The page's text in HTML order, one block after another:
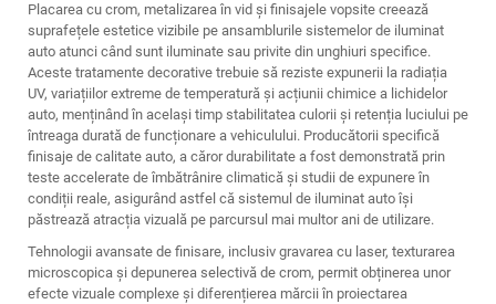
Placarea cu crom, metalizarea în vid și finisajele vopsite creează
suprafețele estetice vizibile pe ansamblurile sistemelor de iluminat
auto atunci când sunt iluminate sau privite din unghiuri specifice.
Aceste tratamente decorative trebuie să reziste expunerii la radiația
UV, variațiilor extreme de temperatură și acțiunii chimice a lichidelor
auto, menținând în același timp stabilitatea culorii și retenția luciului pe
întreaga durată de funcționare a vehiculului. Producătorii specifică
finisaje de calitate auto, a căror durabilitate a fost demonstrată prin
teste accelerate de îmbătrânire climatică și studii de expunere în
condiții reale, asigurând astfel că sistemul de iluminat auto își
păstrează atracția vizuală pe parcursul mai multor ani de utilizare.
Tehnologii avansate de finisare, inclusiv gravarea cu laser, texturarea
microscopica și depunerea selectivă de crom, permit obținerea unor
efecte vizuale complexe și diferențierea mărcii în proiectarea